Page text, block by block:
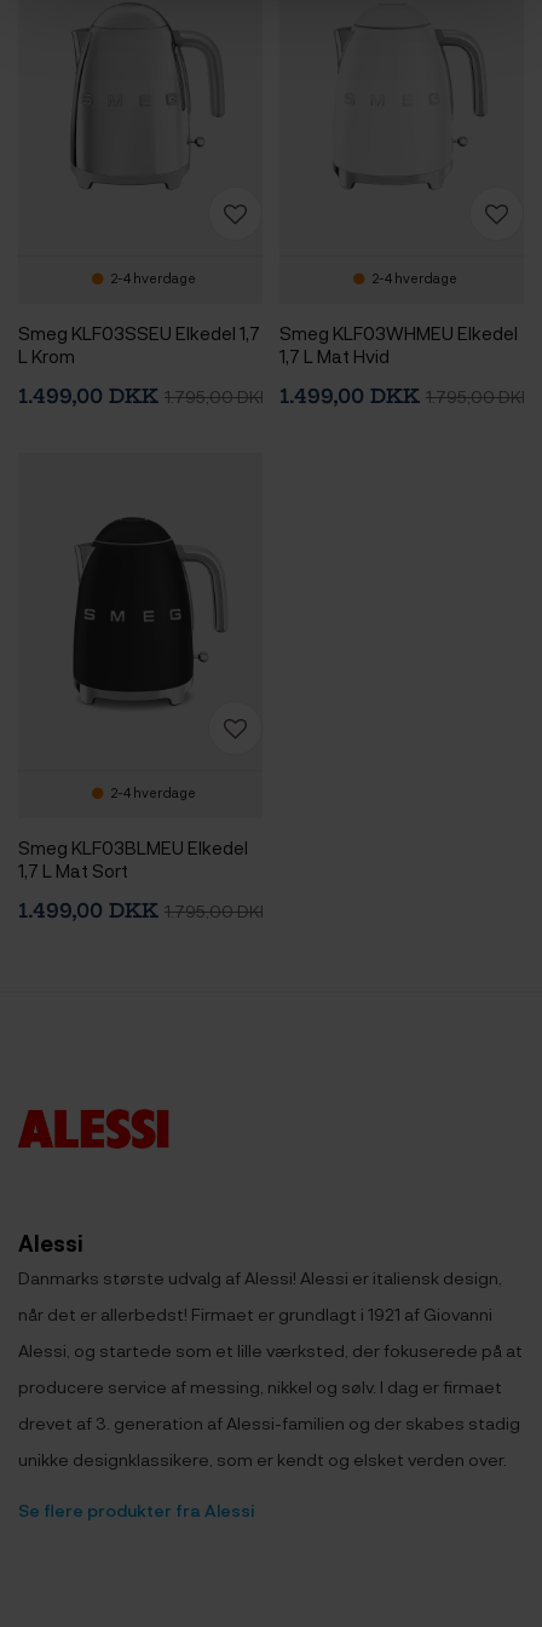
2-4 hverdage
Smeg KLF03SSEU Elkedel 1,7
L Krom
1.499,00 DKK 1.795,00 DKK
2-4 hverdage
Smeg KLF03WHMEU Elkedel
1,7 L Mat Hvid
1.499,00 DKK 1.795,00 DKK
2-4 hverdage
Smeg KLF03BLMEU Elkedel
1,7 L Mat Sort
1.499,00 DKK 1.795,00 DKK
Alessi
Danmarks største udvalg af Alessi! Alessi er italiensk design,
når det er allerbedst! Firmaet er grundlagt i 1921 af Giovanni
Alessi, og startede som et lille værksted, der fokuserede på at
producere service af messing, nikkel og sølv. I dag er firmaet
drevet af 3. generation af Alessi-familien og der skabes stadig
unikke designklassikere, som er kendt og elsket verden over.
Se flere produkter fra Alessi